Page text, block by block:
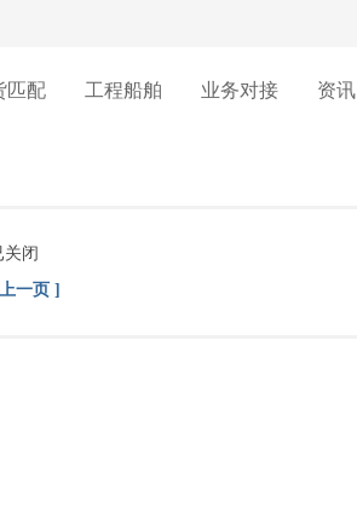
匹配 工程船舶 业务对接 资讯
闭
一页 ]